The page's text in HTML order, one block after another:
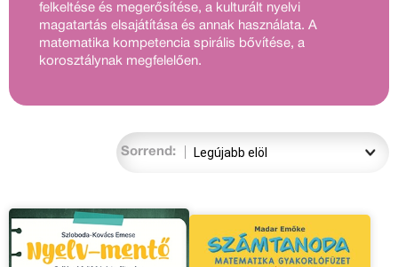
felkeltése és megerősítése, a kulturált nyelvi
magatartás elsajátítása és annak használata. A
matematika kompetencia spirális bővítése, a
korosztálynak megfelelően.
Sorrend: